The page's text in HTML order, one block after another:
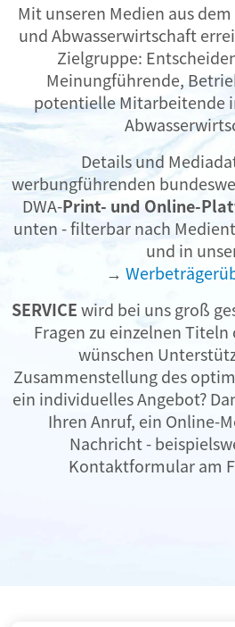
Mit unseren Medien aus
und Abwasserwirtschaft
Zielgruppe:
Meinungführende,
potentielle Mitarbeitende
Details und
werbungführenden
DWA-Print- und Online-
unten - filterbar nach
und in
→
SERVICEwird bei uns groß
Fragen zu einzelnen
wünschen
Zusammenstellung des
ein individuelles Angebot?
Ihren Anruf, ein Online-
Nachricht -
Kontaktformular am